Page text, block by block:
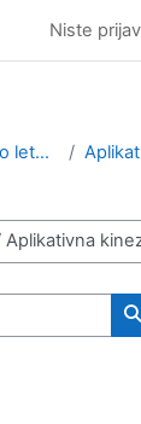
Niste
Študijsko leto 2017/18